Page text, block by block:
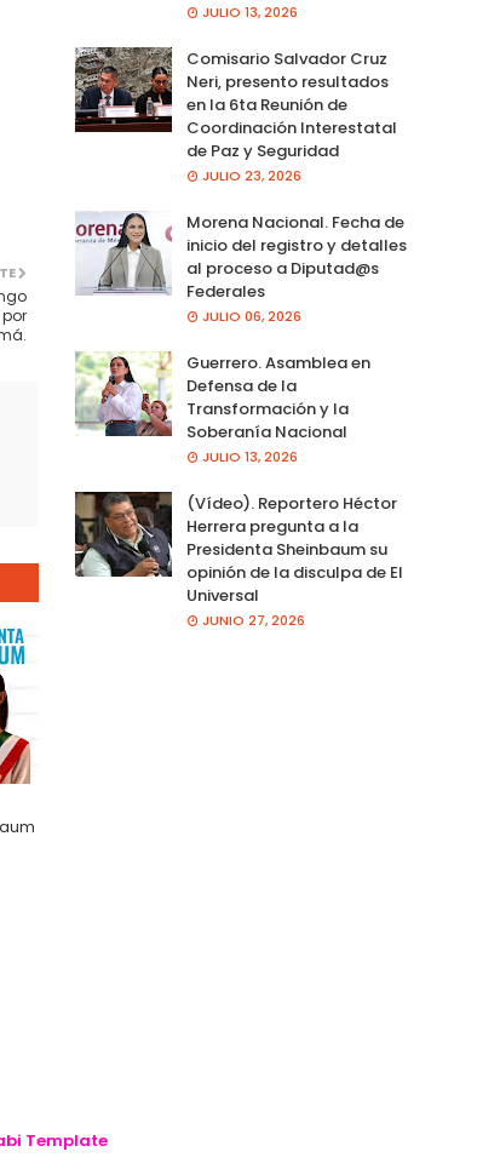
JULIO 13, 2026
Comisario Salvador Cruz
Neri, presento resultados
en la 6ta Reunión de
Coordinación Interestatal
de Paz y Seguridad
JULIO 23, 2026
Morena Nacional. Fecha de
inicio del registro y detalles
al proceso a Diputad@s
Federales
JULIO 06, 2026
Guerrero. Asamblea en
Defensa de la
Transformación y la
Soberanía Nacional
JULIO 13, 2026
(Vídeo). Reportero Héctor
Herrera pregunta a la
Presidenta Sheinbaum su
opinión de la disculpa de El
Universal
JUNIO 27, 2026
Template